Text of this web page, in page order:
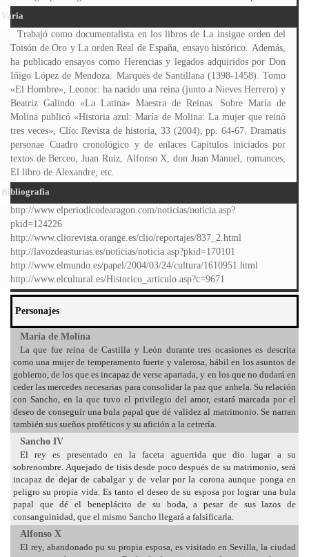
Varia
Trabajó como documentalista en los libros de La insigne orden del
Toisón de Oro y La orden Real de España, ensayo histórico. Además,
ha publicado ensayos como Herencias y legados adquiridos por Don
Iñigo López de Mendoza. Marqués de Santillana (1398-1458). Tomo
«El Hombre», Leonor: ha nacido una reina (junto a Nieves Herrero) y
Beatriz Galindo «La Latina» Maestra de Reinas. Sobre María de
Molina publicó «Historia azul: María de Molina: La mujer que reinó
tres veces», Clío: Revista de historia, 33 (2004), pp. 64-67. Dramatis
personae Cuadro cronológico y de enlaces Capítulos iniciados por
textos de Berceo, Juan Ruiz, Alfonso X, don Juan Manuel, romances,
El libro de Alexandre, etc.
Bibliografia
http://www.elperiodicodearagon.com/noticias/noticia.asp?
pkid=124226
http://www.cliorevista.orange.es/clio/reportajes/837_2.html
http://lavozdeasturias.es/noticias/noticia.asp?pkid=170101
http://www.elmundo.es/papel/2004/03/24/cultura/1610951.html
http://www.elcultural.es/Historico_articulo.asp?c=9671
Personajes
María de Molina
La que fue reina de Castilla y León durante tres ocasiones es descrita
como una mujer de temperamento fuerte y valerosa, hábil en los asuntos de
gobierno, de los que es incapaz de verse apartada, y en los que no dudará en
ceder las mercedes necesarias para consolidar la paz que anhela. Su relación
con Sancho, en la que tuvo el privilegio del amor, estará marcada por el
deseo de conseguir una bula papal que dé validez al matrimonio. Se narran
también sus sueños proféticos y su afición a la cetrería.
Sancho IV
El rey es presentado en la faceta aguerrida que dio lugar a su
sobrenombre. Aquejado de tisis desde poco después de su matrimonio, será
incapaz de dejar de cabalgar y de velar por la corona aunque ponga en
peligro su propia vida. Es tanto el deseo de su esposa por lograr una bula
papal que dé el beneplácito de su boda, a pesar de sus lazos de
consanguinidad, que el mismo Sancho llegará a falsificarla.
Alfonso X
El rey, abandonado pu su propia esposa, es visitado en Sevilla, la ciudad